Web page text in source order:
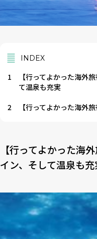
INDEX
1
【行ってよかった海外
て温泉も充実
2
【行ってよかった海外
【行ってよかった海
イン、そして温泉も充